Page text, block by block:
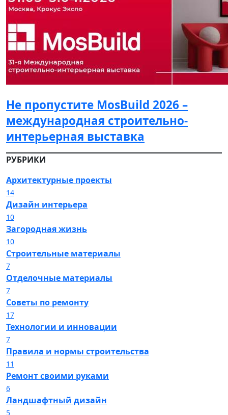
Не пропустите MosBuild 2026 –
международная строительно-
интерьерная выставка
РУБРИКИ
Архитектурные проекты
14
Дизайн интерьера
10
Загородная жизнь
10
Строительные материалы
7
Отделочные материалы
7
Советы по ремонту
17
Технологии и инновации
7
Правила и нормы строительства
11
Ремонт своими руками
6
Ландшафтный дизайн
5